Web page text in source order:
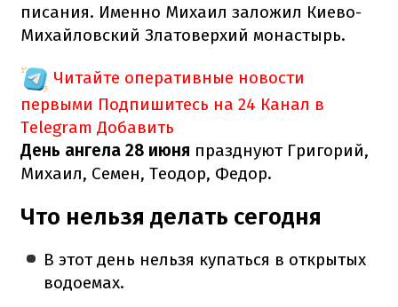
писания. Именно Михаил заложил Киево-
Михайловский Златоверхий монастырь.
Читайте оперативные новости
первыми Подпишитесь на 24 Канал в
Telegram Добавить
День ангела 28 июня празднуют Григорий,
Михаил, Семен, Теодор, Федор.
Что нельзя делать сегодня
В этот день нельзя купаться в открытых
водоемах.